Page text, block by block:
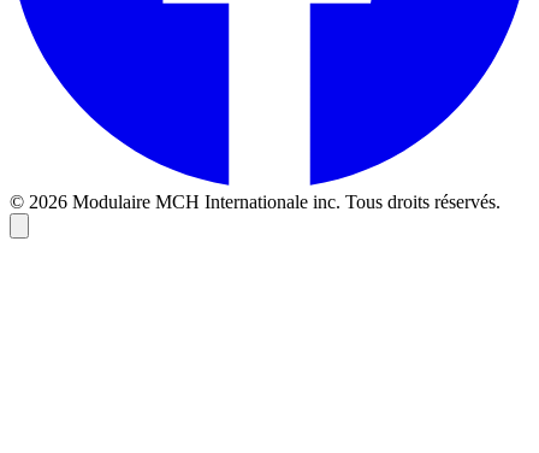
© 2026 Modulaire MCH Internationale inc. Tous droits réservés.